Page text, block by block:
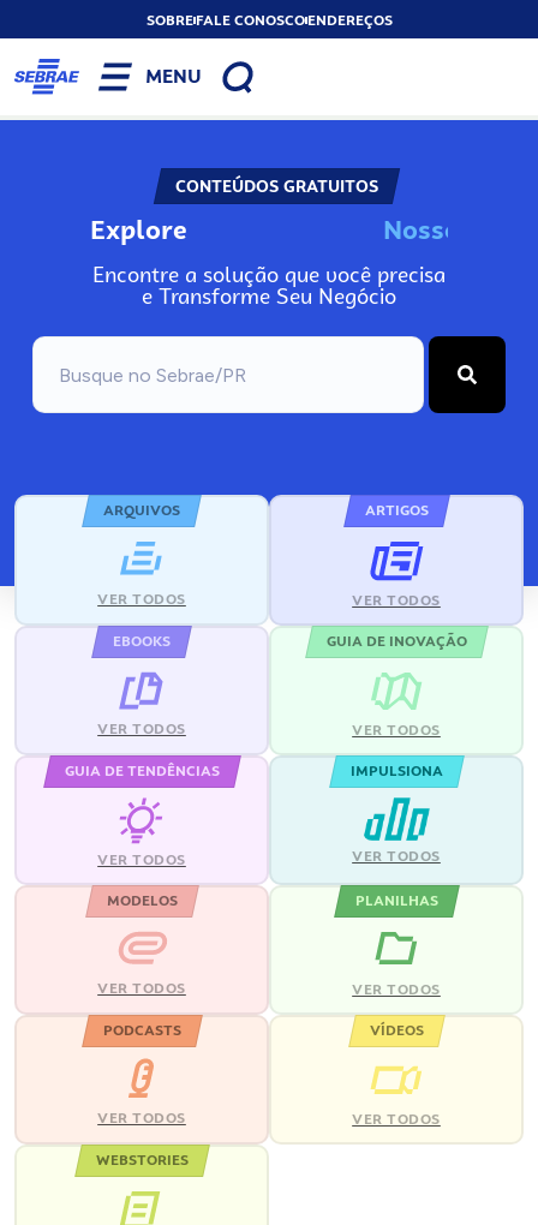
SOBREFALE CONOSCOENDEREÇOS
MENU
CONTEÚDOS GRATUITOS
Explore Nosso
Encontre a solução que você precisa
e Transforme Seu Negócio
ARQUIVOS
VER TODOS
ARTIGOS
VER TODOS
EBOOKS
VER TODOS
GUIA DE INOVAÇÃO
VER TODOS
GUIA DE TENDÊNCIAS
VER TODOS
IMPULSIONA
VER TODOS
MODELOS
VER TODOS
PLANILHAS
VER TODOS
PODCASTS
VER TODOS
VÍDEOS
VER TODOS
WEBSTORIES